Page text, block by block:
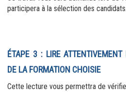
participera à la sélection des candidats.
ÉTAPE 3 : LIRE ATTENTIVEMENT
DE LA FORMATION CHOISIE
Cette lecture vous permettra de